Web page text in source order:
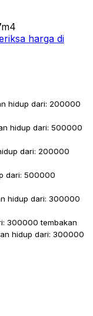
harga di
hidup dari: 200000
hidup dari: 500000
dari: 200000
dari: 500000
hidup dari: 300000
300000 tembakan
hidup dari: 300000